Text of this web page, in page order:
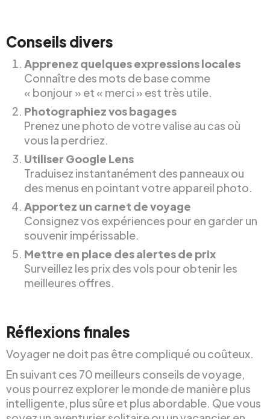
Conseils divers
Apprenez quelques expressions locales
Connaître des mots de base comme
« bonjour » et « merci » est très utile.
Photographiez vos bagages
Prenez une photo de votre valise au cas où
vous la perdriez.
Utiliser Google Lens
Traduisez instantanément des panneaux ou
des menus en pointant votre appareil photo.
Apportez un carnet de voyage
Consignez vos expériences pour en garder un
souvenir impérissable.
Mettre en place des alertes de prix
Surveillez les prix des vols pour obtenir les
meilleures offres.
Réflexions finales
Voyager ne doit pas être compliqué ou coûteux.
En suivant ces 70 meilleurs conseils de voyage,
vous pourrez explorer le monde de manière plus
intelligente, plus sûre et plus abordable. Que vous